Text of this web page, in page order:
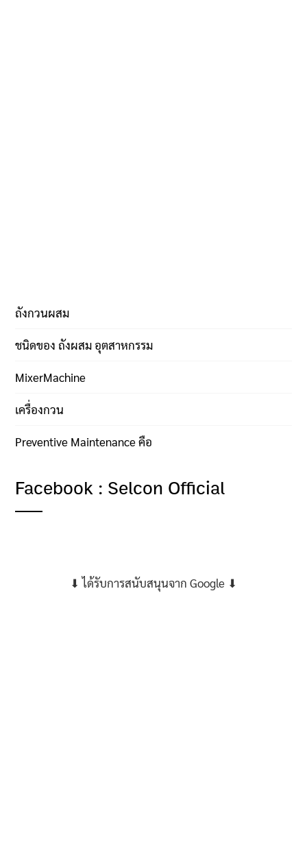
ถังกวนผสม
ชนิดของ ถังผสม อุตสาหกรรม
MixerMachine
เครื่องกวน
Preventive Maintenance คือ
Facebook : Selcon Official
⬇ ได้รับการสนับสนุนจาก Google ⬇